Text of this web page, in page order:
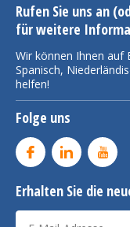
Rufen Sie uns an
für weitere
Wir können Ihnen auf
Spanisch,
helfen!
Folge uns
Erhalten Sie die